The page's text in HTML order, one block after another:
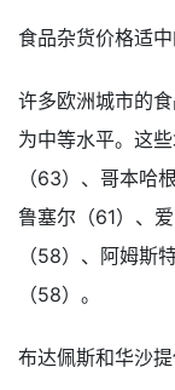
食品杂货价格适
许多欧洲城市的
为中等水平。这
（63）、哥本哈
鲁塞尔（61）、
（58）、阿姆斯
（58）。
布达佩斯和华沙